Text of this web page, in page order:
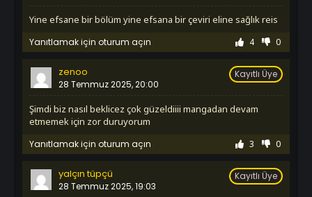
İzledim
İzledim
1. Sezon 1112. Bölüm
İzledim
1. Sezon 1113. Bölüm
İzledim
1. Sezon 1114. Bölüm
İzledim
1. Sezon 1115. Bölüm
İzledim
İzledim
1. Sezon 1118. Bölüm
Yine efsane bir bölüm yine efsana bir çeviri eline sağlık reis
4 0
Yanıtlamak için oturum açın
zenoo
Kayıtlı Üye
28 Temmuz 2025, 20:00
şimdi biz nasıl beklicez çok güzeldiiii mangadan devam
etmemek için zor duruyorum
3 0
Yanıtlamak için oturum açın
yalçın tüpçü
Kayıtlı Üye
28 Temmuz 2025, 19:03